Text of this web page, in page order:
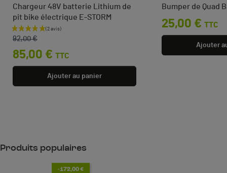
Chargeur 48V batterie Lithium de
pit bike électrique E-STORM
Prix de base
92,00 €
Prix
85,00 € TTC
Ajouter au panier
Bumper de Quad
Prix
25,00 € TTC
Ajouter
Produits populaires
-172,00 €